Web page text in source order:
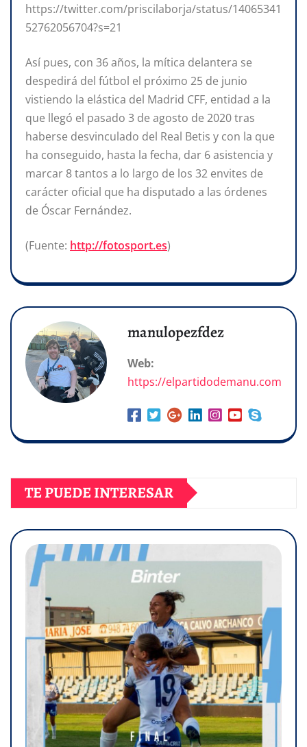
https://twitter.com/priscilaborja/status/14065341
52762056704?s=21
Así pues, con 36 años, la mítica delantera se
despedirá del fútbol el próximo 25 de junio
vistiendo la elástica del Madrid CFF, entidad a la
que llegó el pasado 3 de agosto de 2020 tras
haberse desvinculado del Real Betis y con la que
ha conseguido, hasta la fecha, dar 6 asistencia y
marcar 8 tantos a lo largo de los 32 envites de
carácter oficial que ha disputado a las órdenes
de Óscar Fernández.
(Fuente: http://fotosport.es)
manulopezfdez
Web:
https://elpartidodemanu.com
TE PUEDE INTERESAR